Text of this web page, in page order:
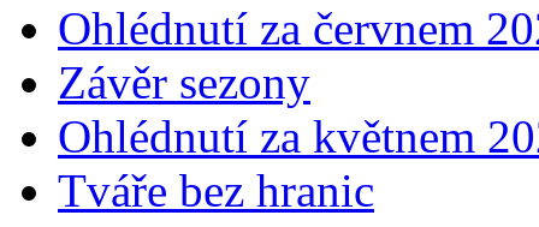
Ohlédnutí za červnem
Závěr sezony
Ohlédnutí za květnem
Tváře bez hranic